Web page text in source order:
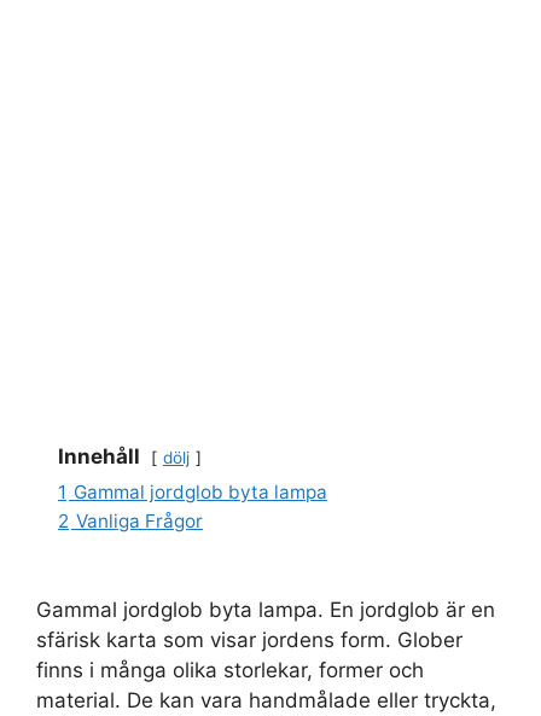
Innehåll dölj
1 Gammal jordglob byta lampa
2 Vanliga Frågor
Gammal jordglob byta lampa. En jordglob är en
sfärisk karta som visar jordens form. Glober
finns i många olika storlekar, former och
material. De kan vara handmålade eller tryckta,